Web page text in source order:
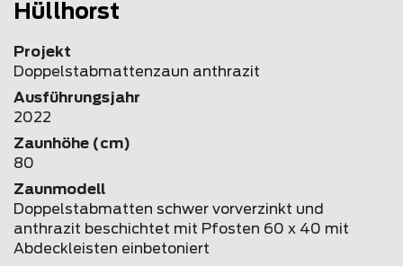
Hüllhorst
Projekt
Doppelstabmattenzaun anthrazit
Ausführungsjahr
2022
Zaunhöhe (cm)
80
Zaunmodell
Doppelstabmatten schwer vorverzinkt und
anthrazit beschichtet mit Pfosten 60 x 40 mit
Abdeckleisten einbetoniert